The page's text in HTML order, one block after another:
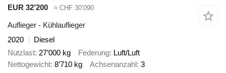
EUR 32’200 ≈ CHF 30’090
Auflieger - Kühlauflieger
2020
Diesel
Nutzlast 27’000 kg Federung Luft/Luft
Nettogewicht 8’710 kg Achsenanzahl 3